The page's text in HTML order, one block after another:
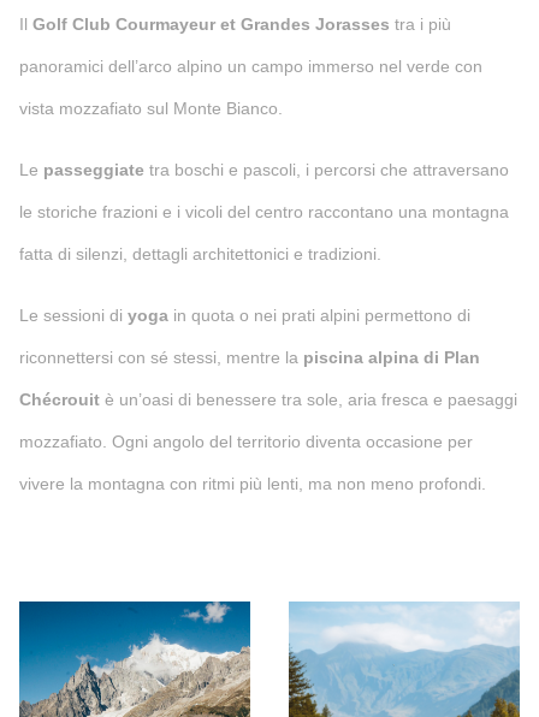
Il Golf Club Courmayeur et Grandes Jorasses tra i più
panoramici dell’arco alpino un campo immerso nel verde con
vista mozzafiato sul Monte Bianco.
Le passeggiate tra boschi e pascoli, i percorsi che attraversano
le storiche frazioni e i vicoli del centro raccontano una montagna
fatta di silenzi, dettagli architettonici e tradizioni.
Le sessioni di yoga in quota o nei prati alpini permettono di
riconnettersi con sé stessi, mentre la piscina alpina di Plan
Chécrouit è un’oasi di benessere tra sole, aria fresca e paesaggi
mozzafiato. Ogni angolo del territorio diventa occasione per
vivere la montagna con ritmi più lenti, ma non meno profondi.